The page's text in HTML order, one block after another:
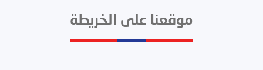
موقعنا على الخريطة